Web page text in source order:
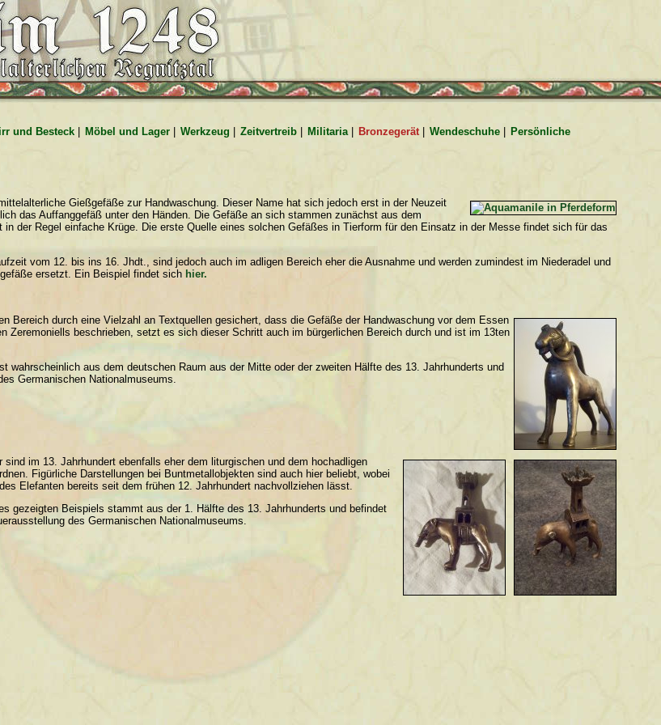
und Besteck Möbel und Lager Werkzeug Zeitvertreib Militaria| Bronzegerät| Wendeschuhe
Persönliche
Gießgefäße zur Handwaschung. Dieser Name hat sich jedoch erst in der Neuzeit
das Auffanggefäß unter den Händen. Die Gefäße an sich stammen zunächst aus dem
in der Regel einfache Krüge. Die erste Quelle eines solchen Gefäßes in Tierform für den Einsatz in der Messe findet sich für das
vom 12. bis ins 16. Jhdt., sind jedoch auch im adligen Bereich eher die Ausnahme und werden zumindest im Niederadel und
ersetzt. Ein Beispiel findet sich hier.
Bereich durch eine Vielzahl an Textquellen gesichert, dass die Gefäße der Handwaschung vor dem Essen
Zeremoniells beschrieben, setzt es sich dieser Schritt auch im bürgerlichen Bereich durch und ist im 13ten
wahrscheinlich aus dem deutschen Raum aus der Mitte oder der zweiten Hälfte des 13. Jahrhunderts und
Germanischen Nationalmuseums.
sind im 13. Jahrhundert ebenfalls eher dem liturgischen und dem hochadligen
Figürliche Darstellungen bei Buntmetallobjekten sind auch hier beliebt, wobei
Elefanten bereits seit dem frühen 12. Jahrhundert nachvollziehen lässt.
gezeigten Beispiels stammt aus der 1. Hälfte des 13. Jahrhunderts und befindet
des Germanischen Nationalmuseums.